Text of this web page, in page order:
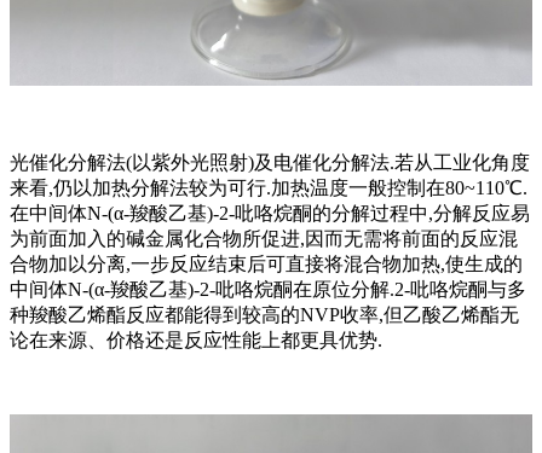
光催化分解法(以紫外光照射)及电催化分解法.若从工业化角度
来看,仍以加热分解法较为可行.加热温度一般控制在80~110℃.
在中间体N-(α-羧酸乙基)-2-吡咯烷酮的分解过程中,分解反应易
为前面加入的碱金属化合物所促进,因而无需将前面的反应混
合物加以分离,一步反应结束后可直接将混合物加热,使生成的
中间体N-(α-羧酸乙基)-2-吡咯烷酮在原位分解.2-吡咯烷酮与多
种羧酸乙烯酯反应都能得到较高的NVP收率,但乙酸乙烯酯无
论在来源、价格还是反应性能上都更具优势.